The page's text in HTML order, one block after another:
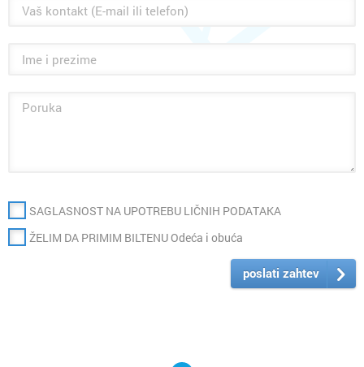
SAGLASNOST NA UPOTREBU LIČNIH PODATAKA
ŽELIM DA PRIMIM BILTENU Odeća i obuća
poslati zahtev